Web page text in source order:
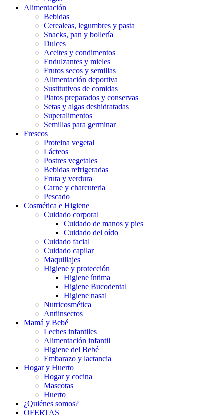
Alimentación
Bebidas
Cerealeas, legumbres y pasta
Snacks, pan y bollería
Dulces
Aceites y condimentos
Endulzantes y mieles
Frutos secos y semillas
Alimentación deportiva
Sustitutivos de comidas
Platos preparados y conservas
Setas y algas deshidratadas
Superalimentos
Semillas para germinar
Frescos
Proteina vegetal
Lácteos
Postres vegetales
Bebidas refrigeradas
Fruta y verdura
Carne y charcuteria
Pescado
Cosmética e Higiene
Cuidado corporal
Cuidado de manos y pies
Cuidado del oído
Cuidado facial
Cuidado capilar
Maquillajes
Higiene y protección
Higiene íntima
Higiene Bucodental
Higiene nasal
Nutricosmética
Antiinsectos
Mamá y Bebé
Leches infantiles
Alimentación infantil
Higiene del Bebé
Embarazo y lactancia
Hogar y Huerto
Hogar y cocina
Mascotas
Huerto
¿Quiénes somos?
OFERTAS